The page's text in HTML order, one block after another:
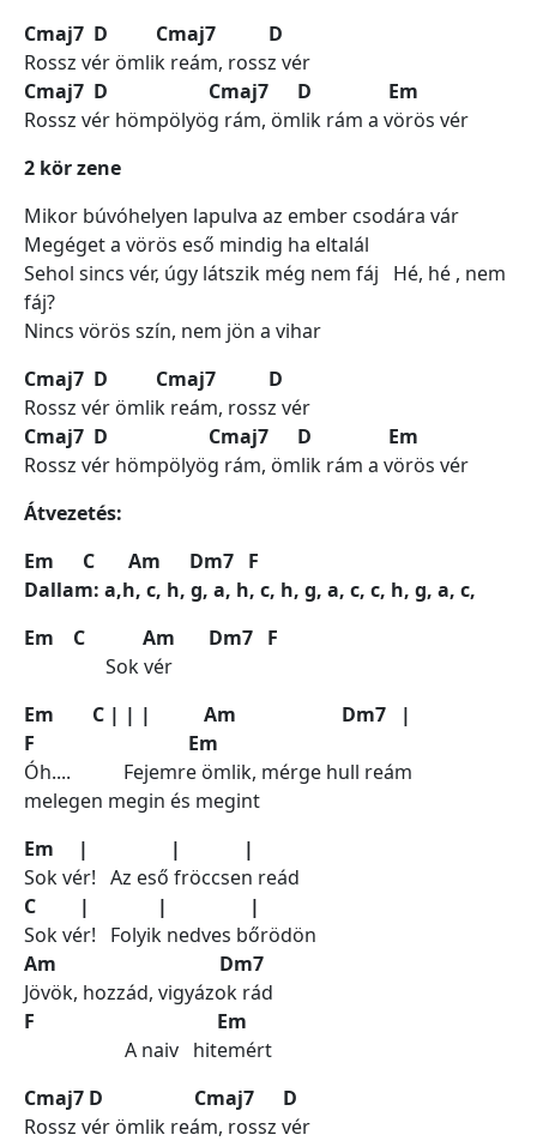
Cmaj7 D Cmaj7 D
Rossz vér ömlik reám, rossz vér
Cmaj7 D Cmaj7 D Em
Rossz vér hömpölyög rám, ömlik rám a vörös vér
2 kör zene
Mikor búvóhelyen lapulva az ember csodára vár
Megéget a vörös eső mindig ha eltalál
Sehol sincs vér, úgy látszik még nem fáj Hé, hé , nem
fáj?
Nincs vörös szín, nem jön a vihar
Cmaj7 D Cmaj7 D
Rossz vér ömlik reám, rossz vér
Cmaj7 D Cmaj7 D Em
Rossz vér hömpölyög rám, ömlik rám a vörös vér
Átvezetés:
Em C Am Dm7 F
Dallam: a,h, c, h, g, a, h, c, h, g, a, c, c, h, g, a, c,
Em C Am Dm7 F
Sok vér
Em C | | | Am Dm7 |
F Em
Óh.... Fejemre ömlik, mérge hull reám
melegen megin és megint
Em | | |
Sok vér! Az eső fröccsen reád
C | | |
Sok vér! Folyik nedves bőrödön
Am Dm7
Jövök, hozzád, vigyázok rád
F Em
A naiv hitemért
Cmaj7 D Cmaj7 D
Rossz vér ömlik reám, rossz vér